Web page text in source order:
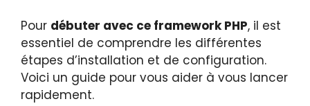
Pour débuter avec ce framework PHP, il est
essentiel de comprendre les différentes
étapes d’installation et de configuration.
Voici un guide pour vous aider à vous lancer
rapidement.